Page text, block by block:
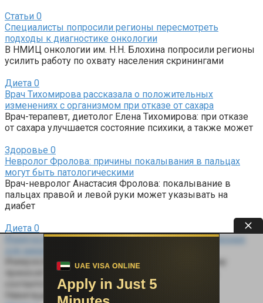
Статьи 0
Специалисты попросили регионы пересмотреть
подходы к диагностике онкологии
В НМИЦ онкологии им. Н.Н. Блохина попросили регионы
усилить работу по охвату населения скринингами
Диета 0
Врач Тихомирова рассказала о положительных
изменениях с организмом при отказе от сахара
Врач-терапевт, диетолог Елена Тихомирова: при отказе
от сахара улучшается состояние психики, а также может
Здоровье 0
Невролог Фролова: причины покалывания в пальцах
могут быть патологическими
Врач-невролог Анастасия Фролова: покалывание в
пальцах правой и левой руки может указывать на
диабет
Диета 0
Иммунолог Паршина: более жирное молоко полезнее
Иммунолог Евгения Паршина: в целом организму
приносит больше пользы молоко, чья жирность
соответствует среднему
Навигация по записям